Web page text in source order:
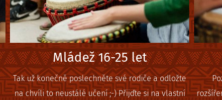
Mládež 16-25 let
Tak už konečně poslechněte své rodiče a odložte
na chvíli to neustálé učení ;-) Přijďte si na vlastní